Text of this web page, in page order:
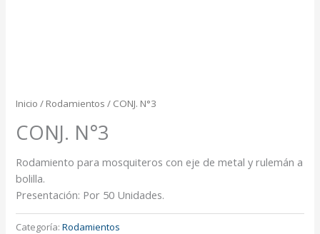
Inicio / Rodamientos / CONJ. N°3
CONJ. N°3
Rodamiento para mosquiteros con eje de metal y rulemán a
bolilla.
Presentación: Por 50 Unidades.
Categoría:Rodamientos